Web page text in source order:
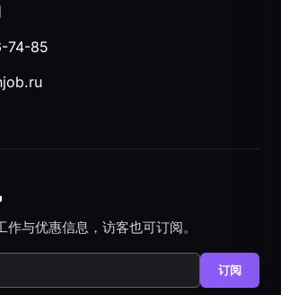
74-85
与优惠信息，访客也可订阅。
订阅